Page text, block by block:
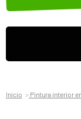
Inicio Pintura interior